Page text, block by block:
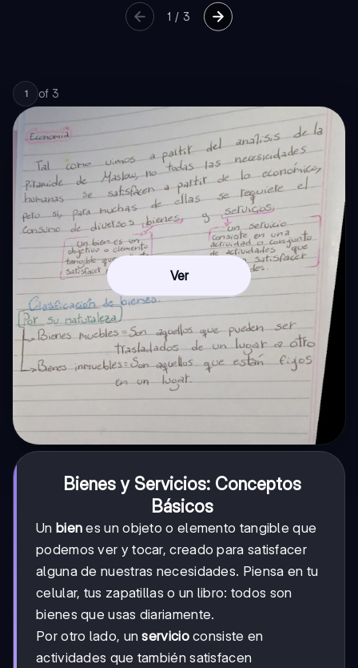
1 / 3
1 of 3
Ver
Bienes y Servicios: Conceptos
Básicos
Un bien es un objeto o elemento tangible que
podemos ver y tocar, creado para satisfacer
alguna de nuestras necesidades. Piensa en tu
celular, tus zapatillas o un libro: todos son
bienes que usas diariamente.
Por otro lado, unservicioconsiste en
actividades que también satisfacen